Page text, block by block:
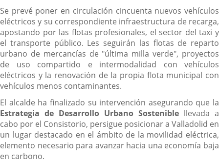
Se prevé poner en circulación cincuenta nuevos vehículos
eléctricos y su correspondiente infraestructura de recarga,
apostando por las flotas profesionales, el sector del taxi y
el transporte público. Les seguirán las flotas de reparto
urbano de mercancías de "última milla verde", proyectos
de uso compartido e intermodalidad con vehículos
eléctricos y la renovación de la propia flota municipal con
vehículos menos contaminantes.
El alcalde ha finalizado su intervención asegurando que la
Estrategia de Desarrollo Urbano Sostenible llevada a
cabo por el Consistorio, persigue posicionar a Valladolid en
un lugar destacado en el ámbito de la movilidad eléctrica,
elemento necesario para avanzar hacia una economía baja
en carbono.